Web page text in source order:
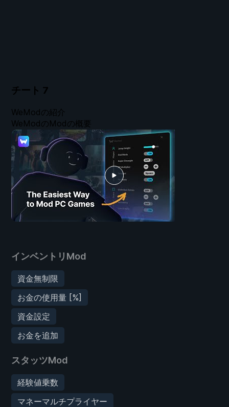
チート 7
インベントリMod
資金無制限
お金の使用量 [%]
資金設定
お金を追加
スタッツMod
経験値乗数
マネーマルチプライヤー
WeModの紹介
WeModのModの概要